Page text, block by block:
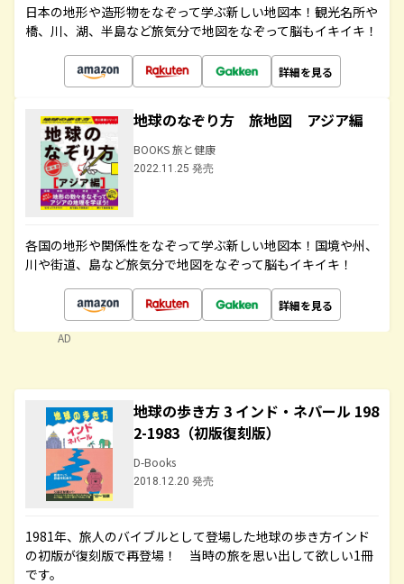
日本の地形や造形物をなぞって学ぶ新しい地図本！観光名所や
橋、川、湖、半島など旅気分で地図をなぞって脳もイキイキ！
詳細を見る
地球のなぞり方 旅地図 アジア編
BOOKS 旅と健康
2022.11.25 発売
各国の地形や関係性をなぞって学ぶ新しい地図本！国境や州、
川や街道、島など旅気分で地図をなぞって脳もイキイキ！
詳細を見る
AD
地球の歩き方 3 インド・ネパール 198
2-1983（初版復刻版）
D-Books
2018.12.20 発売
1981年、旅人のバイブルとして登場した地球の歩き方インド
の初版が復刻版で再登場！ 当時の旅を思い出して欲しい1冊
です。